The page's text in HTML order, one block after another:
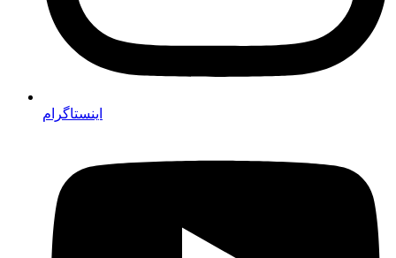
اینستاگرام